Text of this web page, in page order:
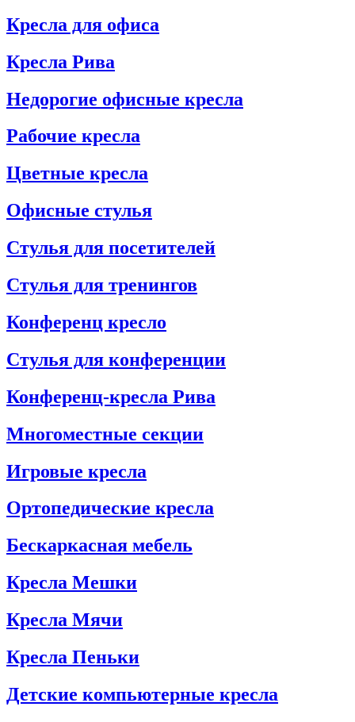
Кресла для офиса
Кресла Рива
Недорогие офисные кресла
Рабочие кресла
Цветные кресла
Офисные стулья
Стулья для посетителей
Стулья для тренингов
Конференц кресло
Стулья для конференции
Конференц-кресла Рива
Многоместные секции
Игровые кресла
Ортопедические кресла
Бескаркасная мебель
Кресла Мешки
Кресла Мячи
Кресла Пеньки
Детские компьютерные кресла